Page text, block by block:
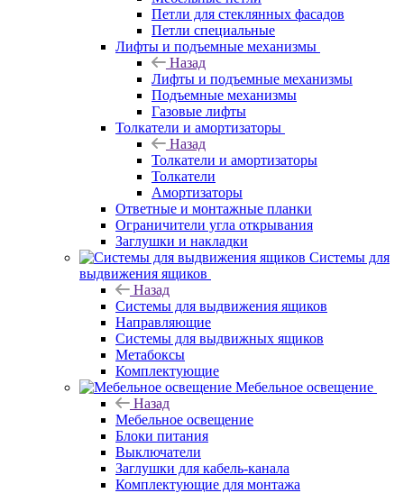
Петли для стеклянных фасадов
Петли специальные
Лифты и подъемные механизмы
Назад
Лифты и подъемные механизмы
Подъемные механизмы
Газовые лифты
Толкатели и амортизаторы
Назад
Толкатели и амортизаторы
Толкатели
Амортизаторы
Ответные и монтажные планки
Ограничители угла открывания
Заглушки и накладки
Системы для
выдвижения ящиков
Назад
Системы для выдвижения ящиков
Направляющие
Системы для выдвижных ящиков
Метабоксы
Комплектующие
Мебельное освещение
Назад
Мебельное освещение
Блоки питания
Выключатели
Заглушки для кабель-канала
Комплектующие для монтажа